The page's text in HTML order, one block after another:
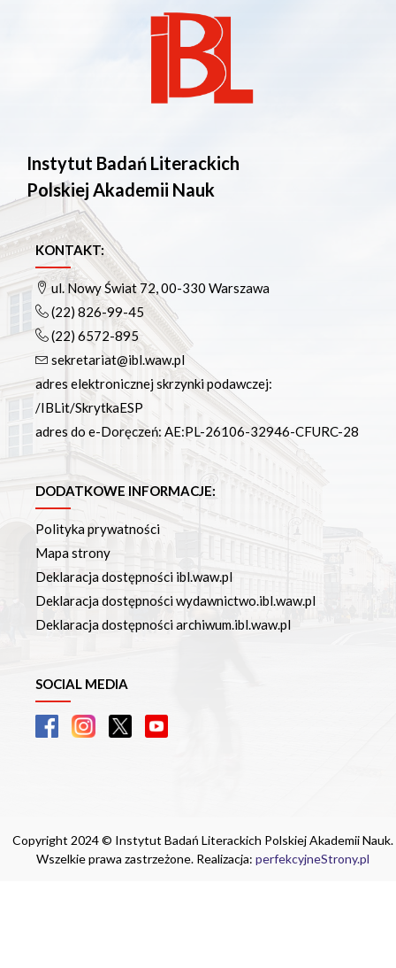
Instytut Badań Literackich
Polskiej Akademii Nauk
KONTAKT:
ul. Nowy Świat 72, 00-330 Warszawa
(22) 826-99-45
(22) 6572-895
sekretariat@ibl.waw.pl
adres elektronicznej skrzynki podawczej:
/IBLit/SkrytkaESP
adres do e-Doręczeń: AE:PL-26106-32946-CFURC-28
DODATKOWE INFORMACJE:
Polityka prywatności
Mapa strony
Deklaracja dostępności ibl.waw.pl
Deklaracja dostępności wydawnictwo.ibl.waw.pl
Deklaracja dostępności archiwum.ibl.waw.pl
SOCIAL MEDIA
Copyright 2024 © Instytut Badań Literackich Polskiej Akademii Nauk.
Wszelkie prawa zastrzeżone. Realizacja: perfekcyjneStrony.pl